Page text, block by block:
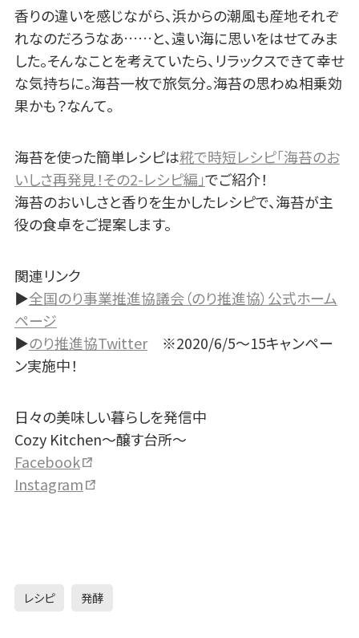
香りの違いを感じながら、浜からの潮風も産地それぞ
れなのだろうなあ……と、遠い海に思いをはせてみま
した。そんなことを考えていたら、リラックスできて幸せ
な気持ちに。海苔一枚で旅気分。海苔の思わぬ相乗効
果かも？なんて。
海苔を使った簡単レシピは糀で時短レシピ「海苔のお
いしさ再発見！その2-レシピ編」でご紹介！
海苔のおいしさと香りを生かしたレシピで、海苔が主
役の食卓をご提案します。
関連リンク
▶全国のり事業推進協議会（のり推進協）公式ホーム
ページ
▶のり推進協Twitter※2020/6/5～15キャンペー
ン実施中！
日々の美味しい暮らしを発信中
Cozy Kitchen〜醸す台所〜
Facebook
Instagram
レシピ 発酵